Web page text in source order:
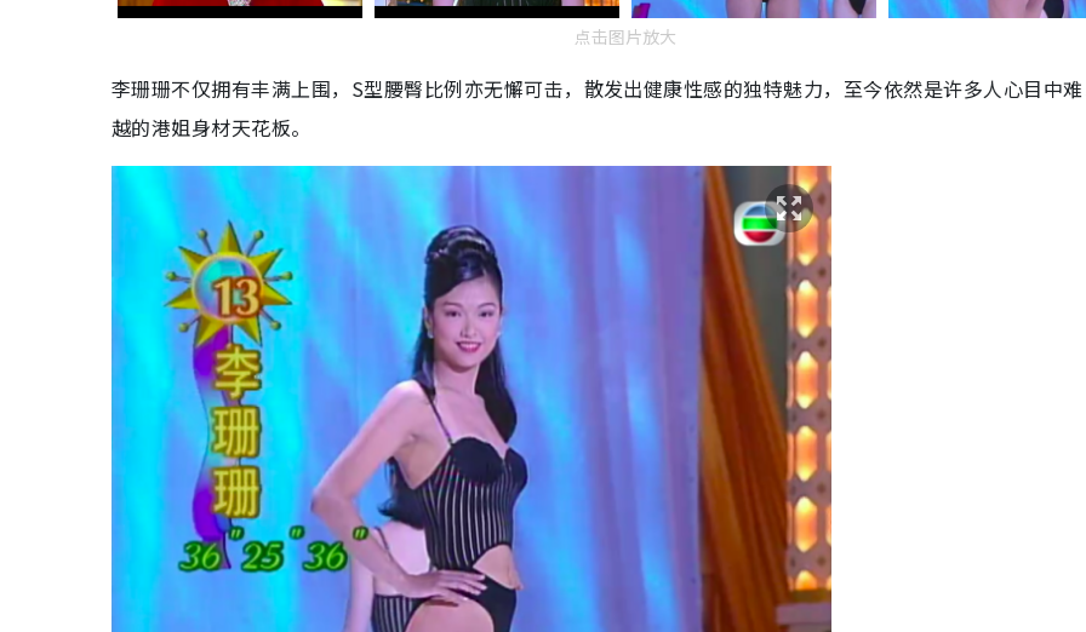
点击图片放大
李珊珊不仅拥有丰满上围，S型腰臀比例亦无懈可击，散发出健康性感的独特魅力，至今依然是许多人心目中
越的港姐身材天花板。